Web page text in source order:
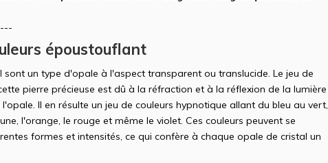
époustouflant
sont un type d'opale à l'aspect transparent ou translucide. Le jeu de
pierre précieuse est dû à la réfraction et à la réflexion de la lumière
Il en résulte un jeu de couleurs hypnotique allant du bleu au vert,
l'orange, le rouge et même le violet. Ces couleurs peuvent se
formes et intensités, ce qui confère à chaque opale de cristal un